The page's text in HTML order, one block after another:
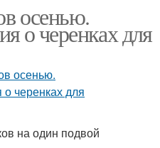
осенью.
о черенках для
на один подвой